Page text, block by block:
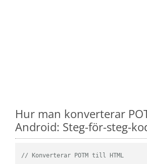
Hur man konverterar
Android: Steg-för-steg-
// Konverterar POTM till HTML